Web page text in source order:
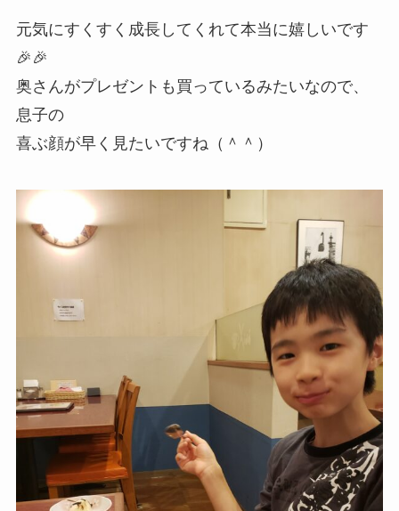
元気にすくすく成長してくれて本当に嬉しいです
🎉🎉
奥さんがプレゼントも買っているみたいなので、
息子の
喜ぶ顔が早く見たいですね（＾＾）